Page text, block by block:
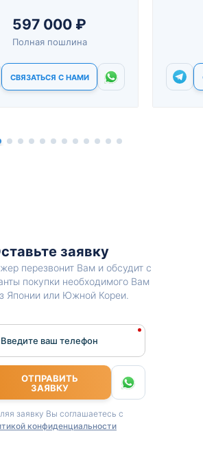
597 000 ₽
Полная пошлина
СВЯЗАТЬСЯ С НАМИ
заявку
перезвонит Вам и обсудит с
покупки необходимого Вам
Японии или Южной Кореи.
Введите ваш телефон
ОТПРАВИТЬ
ЗАЯВКУ
заявку Вы соглашаетесь с
конфиденциальности